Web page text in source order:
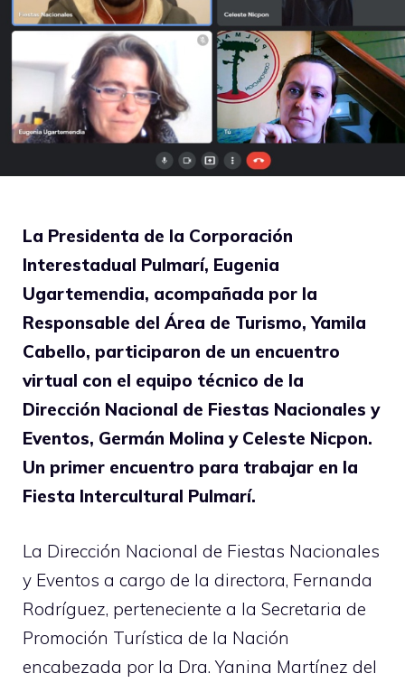
La Presidenta de la Corporación
Interestadual Pulmarí, Eugenia
Ugartemendia, acompañada por la
Responsable del Área de Turismo, Yamila
Cabello, participaron de un encuentro
virtual con el equipo técnico de la
Dirección Nacional de Fiestas Nacionales y
Eventos, Germán Molina y Celeste Nicpon.
Un primer encuentro para trabajar en la
Fiesta Intercultural Pulmarí.
La Dirección Nacional de Fiestas Nacionales
y Eventos a cargo de la directora, Fernanda
Rodríguez, perteneciente a la Secretaria de
Promoción Turística de la Nación
encabezada por la Dra. Yanina Martínez del